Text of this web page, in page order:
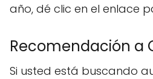
año, dé clic en el enlace
Recomendación a
Si usted está buscando